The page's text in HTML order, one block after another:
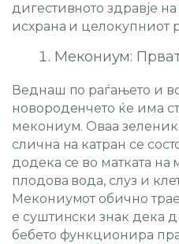
дигестивното здравје
исхрана и целокупниот
Мекониум:
Веднаш по раѓањето и
новороденчето ќе има
мекониум. Оваа
слична на катран се
додека се во матката на
плодова вода, слуз и
Мекониумот обично
е суштински знак дека
бебето функционира